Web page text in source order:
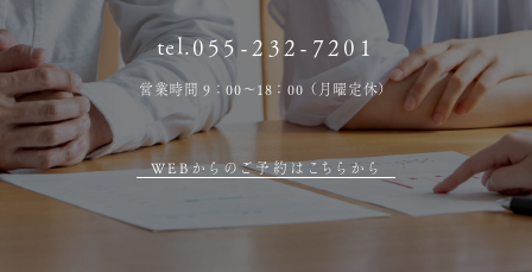
tel.055-232-7201
営業時間 9：00～18：00（月曜定休）
WEBからのご予約はこちらから